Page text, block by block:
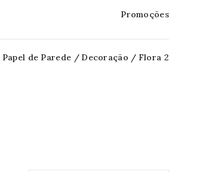
Promoções
Papel de Parede Decoração Flora 2